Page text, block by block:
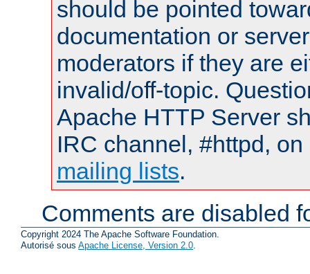
should be pointed
documentation or
moderators if they are
invalid/off-topic.
Apache HTTP Server
IRC channel, #httpd,
mailing lists.
Comments are disabled
Copyright 2024 The Apache Software Foundation.
Autorisé sous Apache License, Version 2.0.